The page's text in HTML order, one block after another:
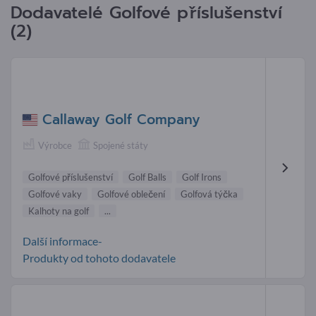
Dodavatelé Golfové příslušenství
(2)
Callaway Golf Company
Výrobce Spojené státy
Golfové příslušenství Golf Balls
Golf Irons
Golfové vaky
Golfové oblečení
Golfová týčka
Kalhoty na golf
...
Další informace-
Produkty od tohoto dodavatele